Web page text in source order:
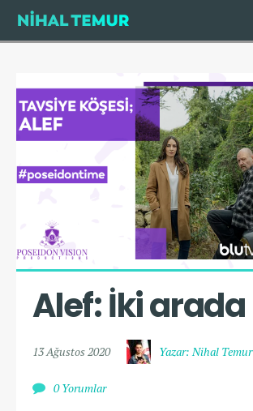
Alef: İki arada
13 Ağustos 2020 Yazar: Nihal Temur
0 Yorumlar